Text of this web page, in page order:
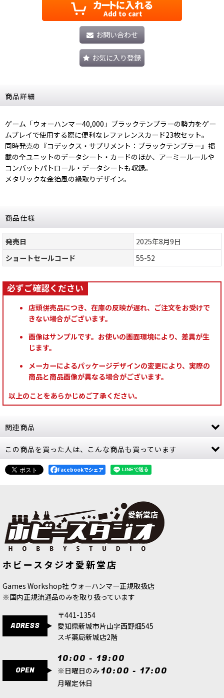
お問い合わせ
お気に入り登録
商品詳細
ゲーム「ウォーハンマー40,000」ブラックテンプラーの勢力をゲー
ムプレイで使用する際に便利なレファレンスカード23枚セット。
同時発売の『コデックス・サプリメント：ブラックテンプラー』掲
載の全ユニットのデータシート・カードのほか、アーミールールや
コンバットパトロール・データシートも収録。
メタリックな金箔風の縁取りデザイン。
商品仕様
発売日
2025年8月9日
ショートセールコード
55-52
店頭併売品につき、在庫の反映が遅れ、ご注文をお受けで
きない場合がございます。
画像はサンプルです。お使いの画面環境により、差異が生
じます。
メーカーによるパッケージデザインの変更により、実際の
商品と商品画像が異なる場合がございます。
以上のことをあらかじめご了承ください。
関連商品
[コデックス・サプリメント] ブラックテンプラー
（日本語版）[55-01]
4,900円(税込)
ラーの勢力の背景設定、イラストやミニチュア作
例写真、最新版ゲームルールなどを収録する書籍
（ハードカバー版96ページ）。 新たなデタッチメ
ント3種、新コ…
553]
1点
ゲーム「ウォーハンマー40,000」ブラックテンプ
ラーの勢力から、「コンバットパトロール」形式
のゲームプレイのために編成されたシタデルミニ
チュア19体を収録。 勢力のコレクションをお得に
始めたり、すで…
[ブラックテンプラー] エクセクレイター
5,900円(税込)
1点
この商品を買った人は、こんな商品も買っています
チルドレン 日本語版[ 37-03]
テンプラー（日本語版）
Facebookでシェア
ホビースタジオ愛新堂店
Games Workshop社 ウォーハンマー正規取扱店
※国内正規流通品のみを取り扱っています
ADRESS
〒441-1354
愛知県新城市片山字西野畑545
スギ薬局新城店2階
OPEN
10:00 - 19:00
※日曜日のみ 10:00 - 17:00
月曜定休日